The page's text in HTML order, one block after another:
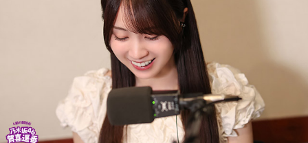
一日を、人生を前向きにするきっかけをリスナーと共に
考える、情報番組の先にある、BAYFM 朝の情”考”番
いて思いました」と感想を述べ、競走生活を終えた馬たちが
新たな役割を得られる環境の大切さを実感したという。
また、菅井は競馬の仕事をきっかけにTCCの活動を知ったそ
うで、東京都内にある「BafunYasai TCC CAFE」にも訪れた
ことがあるという。そこで新鮮な野菜を味わったり馬関連グ
ッズを購入した経験を紹介し、店舗での利用が馬たちの支援
につながることから、興味を持った人へ足を運ぶことを呼び